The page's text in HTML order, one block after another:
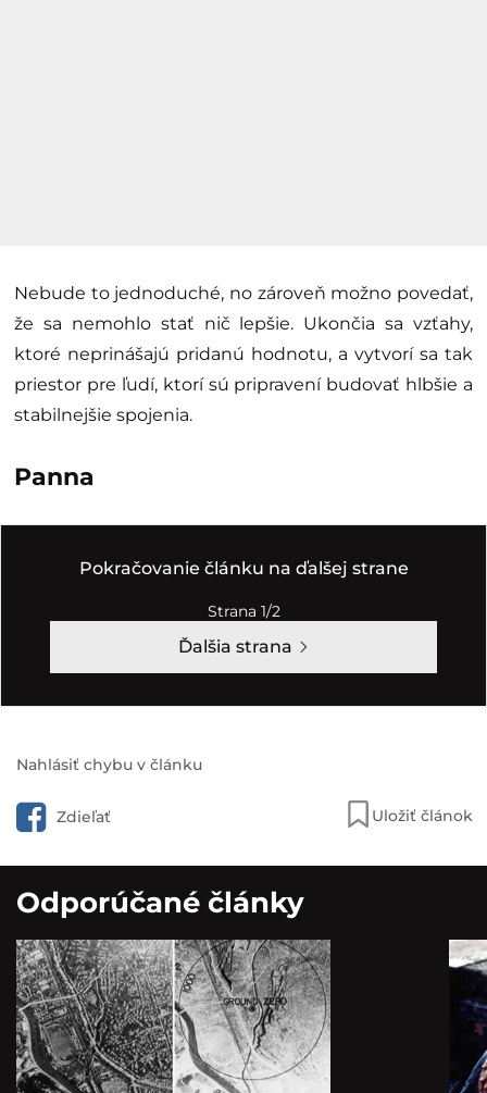
Nebude to jednoduché, no zároveň možno povedať,
že sa nemohlo stať nič lepšie. Ukončia sa vzťahy,
ktoré neprinášajú pridanú hodnotu, a vytvorí sa tak
priestor pre ľudí, ktorí sú pripravení budovať hlbšie a
stabilnejšie spojenia.
Panna
Pokračovanie článku na ďalšej strane
Strana 1/2
Ďalšia strana
Nahlásiť chybu v článku
Zdieľať Uložiť článok
Odporúčané články